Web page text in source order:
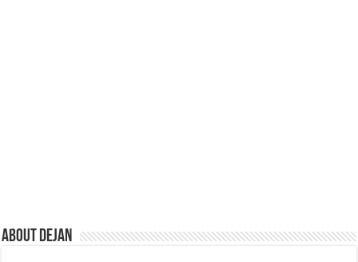
About Dejan